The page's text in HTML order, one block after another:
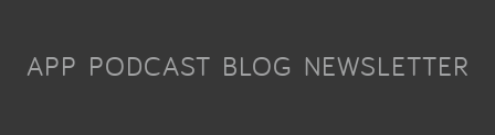
APP PODCAST BLOG NEWSLETTER